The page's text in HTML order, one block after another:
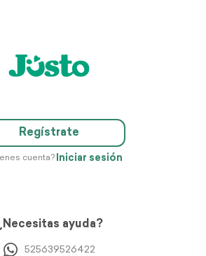
Regístrate
cuenta? Iniciar sesión
ayuda?
525639526422